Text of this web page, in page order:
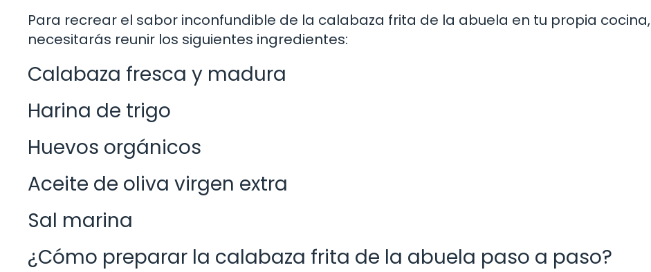
Para recrear el sabor inconfundible de la calabaza frita de la abuela en tu propia cocina,
necesitarás reunir los siguientes ingredientes:
Calabaza fresca y madura
Harina de trigo
Huevos orgánicos
Aceite de oliva virgen extra
Sal marina
¿Cómo preparar la calabaza frita de la abuela paso a paso?